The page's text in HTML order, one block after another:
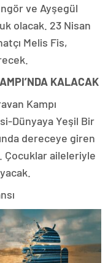
ve Ayşegül
olacak. 23 Nisan
Melis Fis,
KALACAK
Kampı
Dünyaya Yeşil Bir
dereceye giren
Çocuklar aileleriyle